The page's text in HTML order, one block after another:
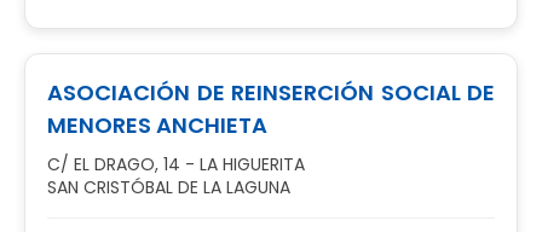
ASOCIACIÓN DE REINSERCIÓN SOCIAL DE
MENORES ANCHIETA
C/ EL DRAGO, 14 - LA HIGUERITA
SAN CRISTÓBAL DE LA LAGUNA